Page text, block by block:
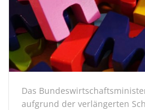
Das
aufgrund der verlängerten